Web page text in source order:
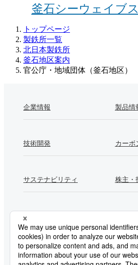
釜石シーウェイブ
トップページ
製鉄所一覧
北日本製鉄所
釜石地区案内
官公庁・地域団体（釜石地区）
企業情報 製品情
技術開発 カーボ
サステナビリティ 株主・
採用情報
製鉄所一覧